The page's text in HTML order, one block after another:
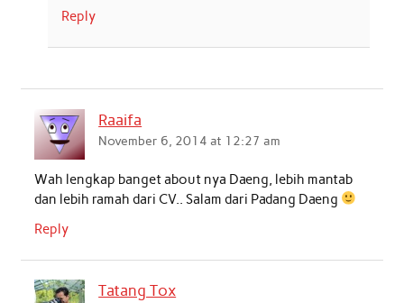
Reply
Raaifa
November 6, 2014 at 12:27 am
Wah lengkap banget about nya Daeng, lebih mantab
dan lebih ramah dari CV.. Salam dari Padang Daeng
Reply
Tatang Tox